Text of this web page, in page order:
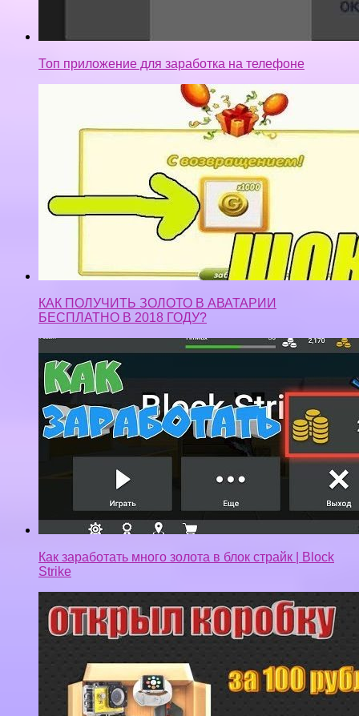
Топ приложение для заработка на телефоне
КАК ПОЛУЧИТЬ ЗОЛОТО В АВАТАРИИ
БЕСПЛАТНО В 2018 ГОДУ?
Как заработать много золота в блок страйк | Block
Strike